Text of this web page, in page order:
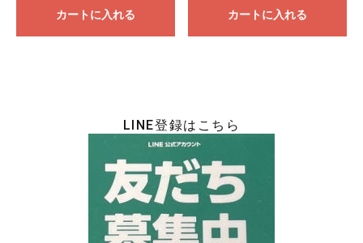
カートに入れる カートに入れる
LINE登録はこちら